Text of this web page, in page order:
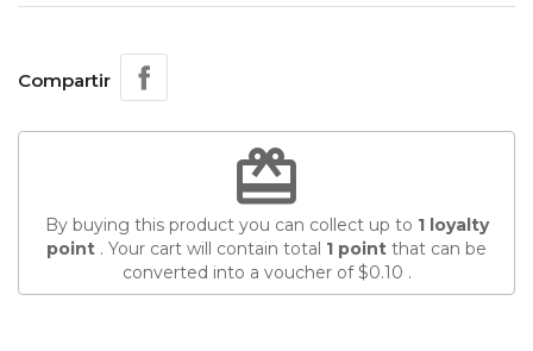
Compartir
redeem
By buying this product you can collect up to 1loyalty
point . Your cart will contain total 1 point that can be
converted into a voucher of$0.10 .